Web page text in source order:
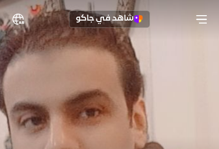
شاهد في جاكو